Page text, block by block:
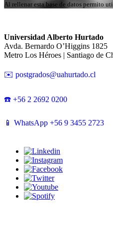
Al rellenar esta base de datos permito
Universidad Alberto Hurtado
Avda. Bernardo O’Higgins 1825
Metro Los Héroes | Santiago de
✉️ postgrados@uahurtado.cl
☎️ +56 2 2692 0200
📱 WhatsApp +56 9 3455 2723